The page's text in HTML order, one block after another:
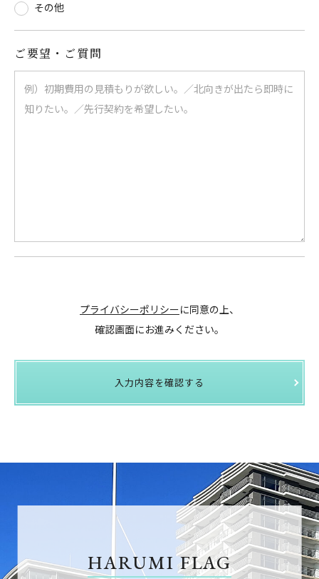
その他
ご要望・ご質問
プライバシーポリシーに同意の上、
確認画面にお進みください。
入力内容を確認する
HARUMI FLAG